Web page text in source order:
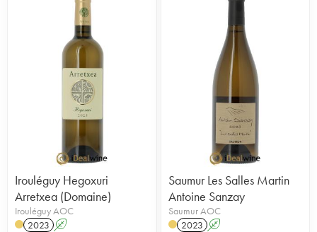
Irouléguy Hegoxuri
Arretxea (Domaine)
Irouléguy AOC
2023 A
Saumur Les Salles Martin
Antoine Sanzay
Saumur AOC
2023 A